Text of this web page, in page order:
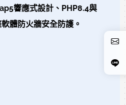
響應式設計、PHP8.4與
體防火牆安全防護。